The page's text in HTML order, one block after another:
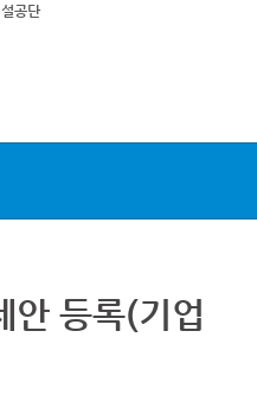
안 등록(기업